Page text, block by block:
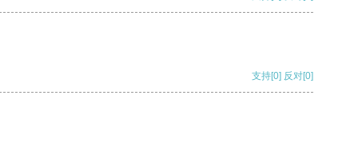
支持[0] 反对[0]